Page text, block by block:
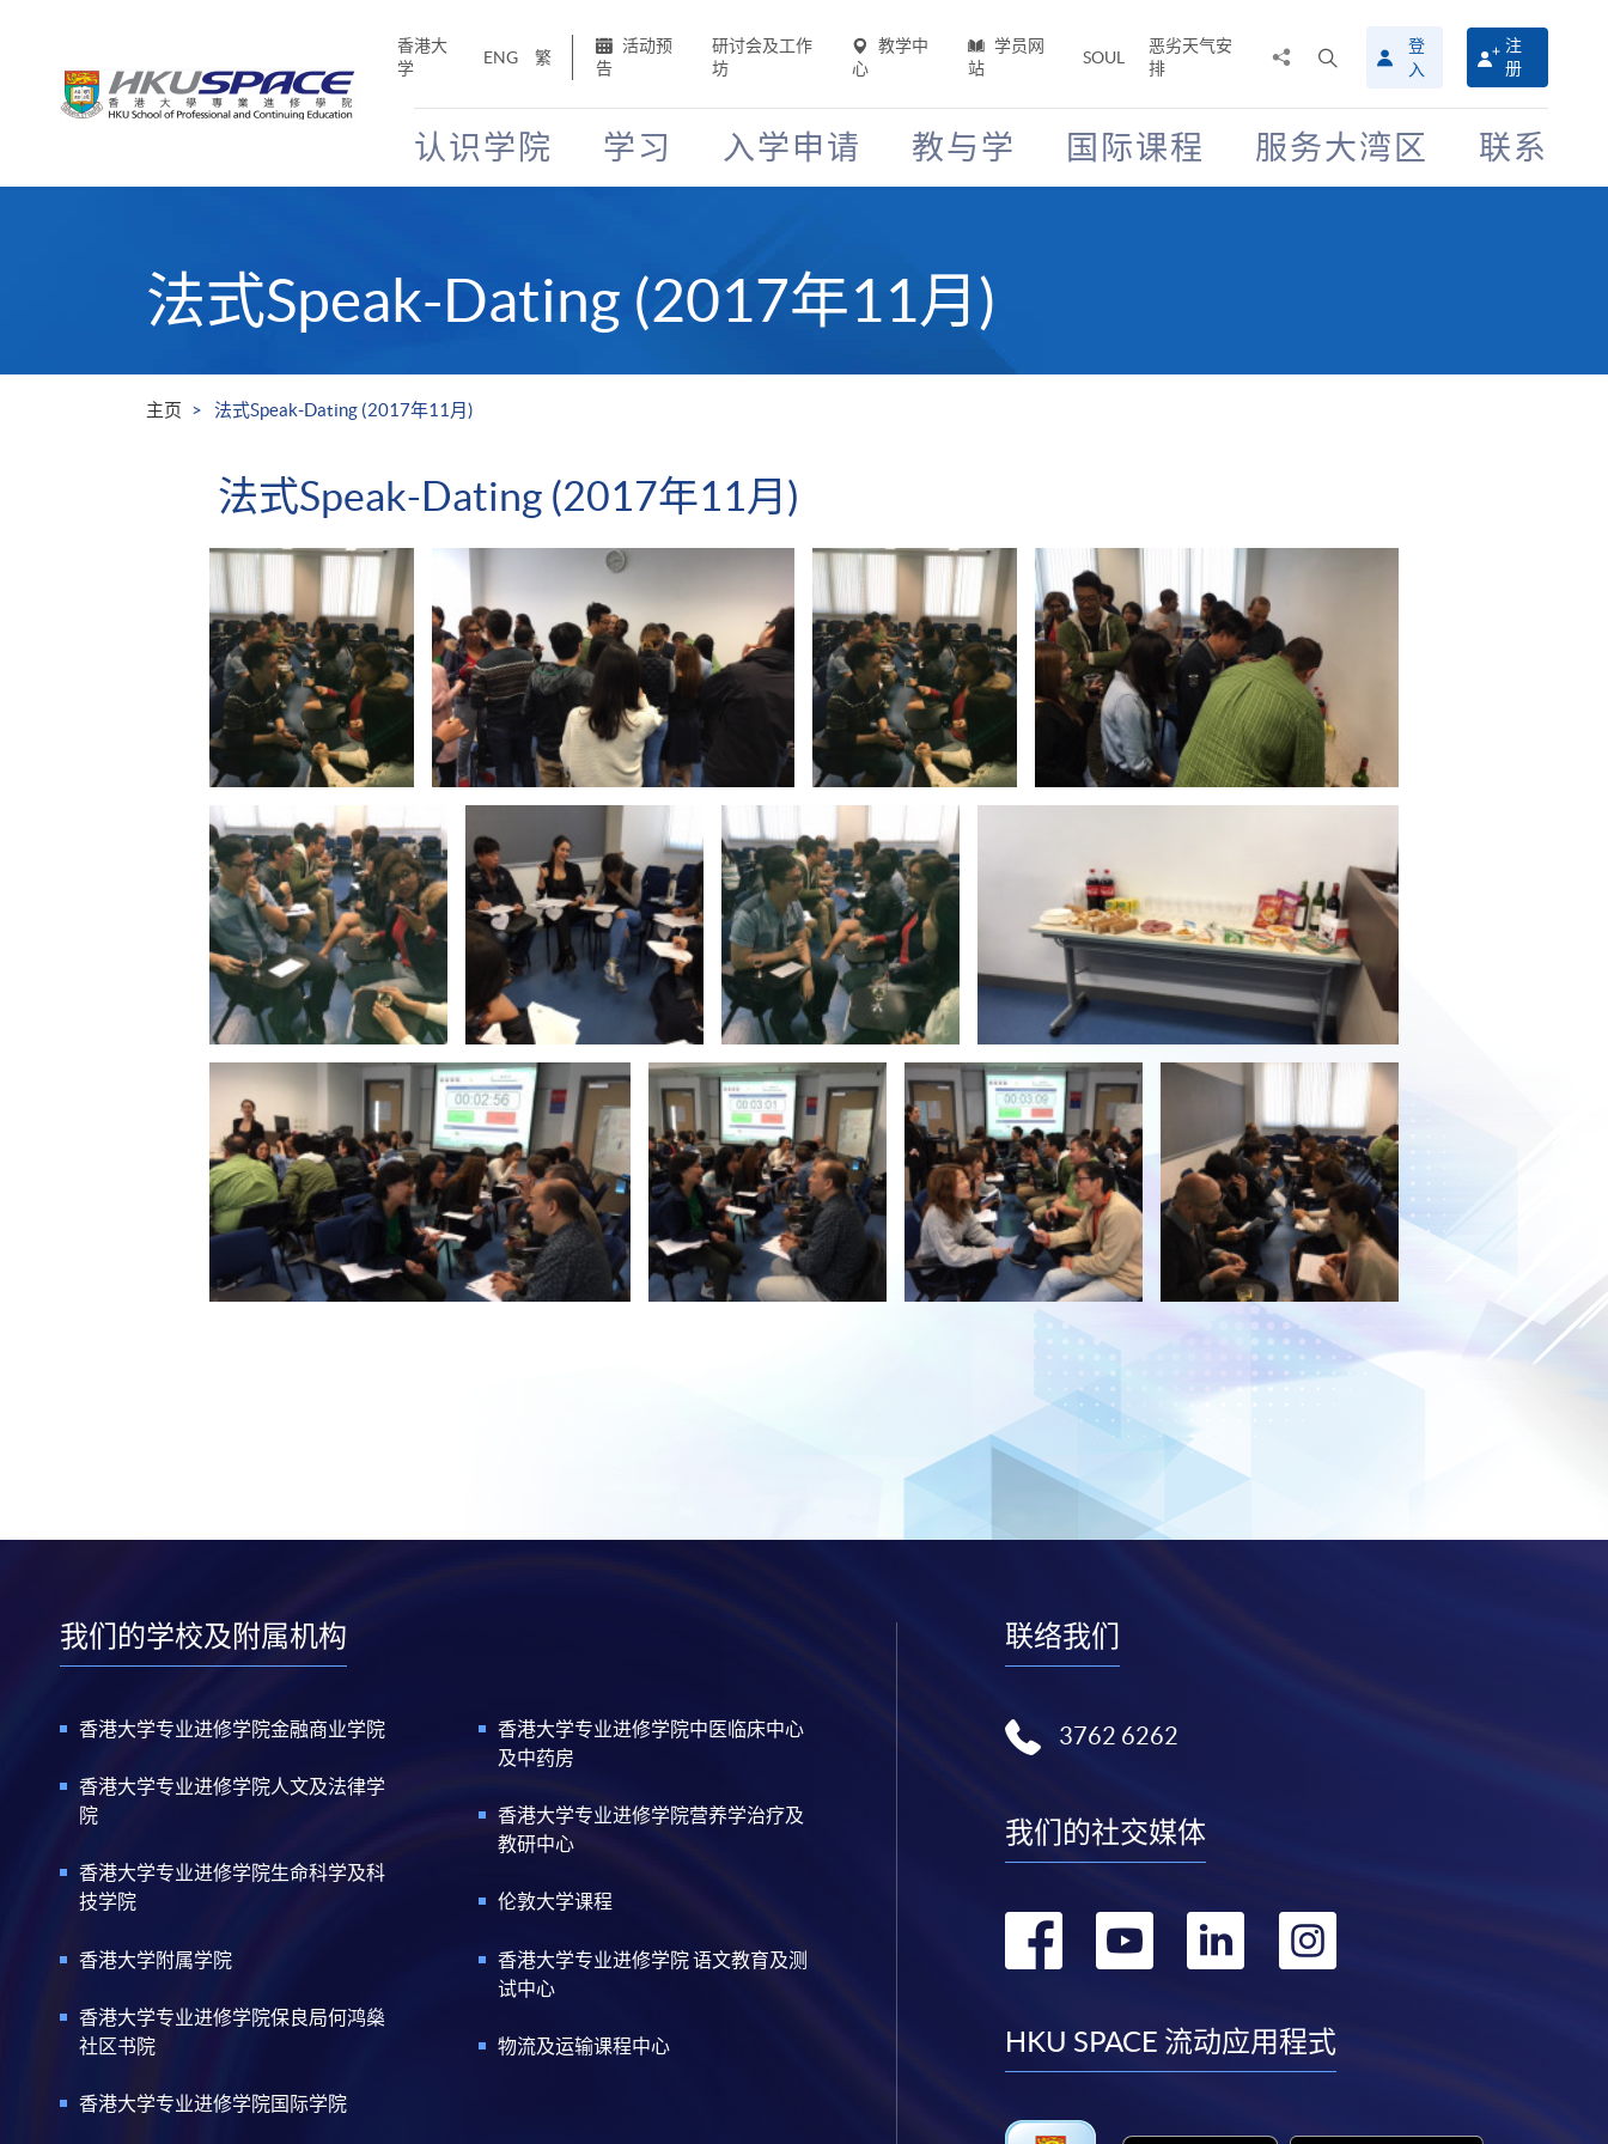
香港大
学
ENG 繁
活动预
告
研讨会及工作
坊
教学中
心
学员网
站
SOUL
恶劣天气安
排
搜
寻
介
面
登
入
注
册
认识学院 学习 入学申请 教与学 国际课程 服务大湾区 联系
法式Speak-Dating (2017年11月)
主页 法式Speak-Dating (2017年11月)
法式Speak-Dating (2017年11月)
我们的学校及附属机构
香港大学专业进修学院金融商业学院
香港大学专业进修学院人文及法律学
院
香港大学专业进修学院生命科学及科
技学院
香港大学附属学院
香港大学专业进修学院保良局何鸿燊
社区书院
香港大学专业进修学院国际学院
香港大学专业进修学院中医临床中心
及中药房
香港大学专业进修学院营养学治疗及
教研中心
伦敦大学课程
香港大学专业进修学院 语文教育及测
试中心
物流及运输课程中心
联络我们
3762 6262
我们的社交媒体
转
facebook
转
youtube
转
linkedin
转
instagram
HKU SPACE 流动应用程式